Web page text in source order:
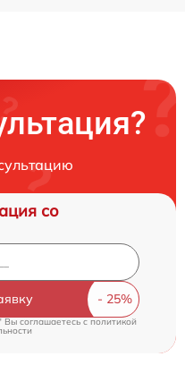
со
Вы соглашаетесь c политикой